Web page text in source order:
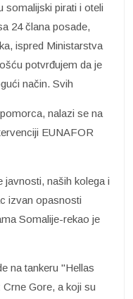
somalijski pirati i oteli
24 člana posade,
ispred Ministarstva
potvrđujem da je
način. Svih
nalazi se na
EUNAFOR
javnosti, naših kolega i
izvan opasnosti
Somalije-rekao je
na tankeru "Hellas
Gore, a koji su